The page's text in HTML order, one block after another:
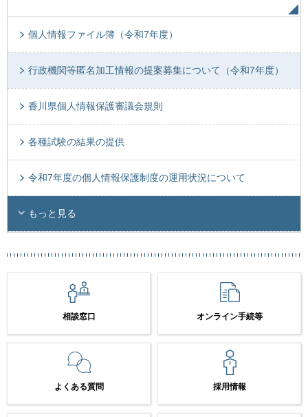
個人情報ファイル簿（令和7年度）
行政機関等匿名加工情報の提案募集について（令和7年度）
香川県個人情報保護審議会規則
各種試験の結果の提供
令和7年度の個人情報保護制度の運用状況について
もっと見る
相談窓口 オンライン手続等
よくある質問 採用情報